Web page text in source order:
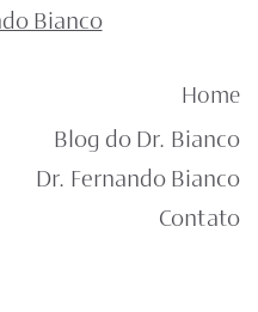
Home
Blog do Dr. Bianco
Dr. Fernando Bianco
Contato